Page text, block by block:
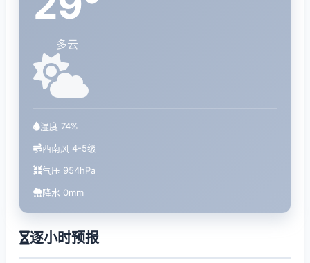
多云
湿度 74%
西南风 4-5级
气压 954hPa
降水 0mm
逐小时预报